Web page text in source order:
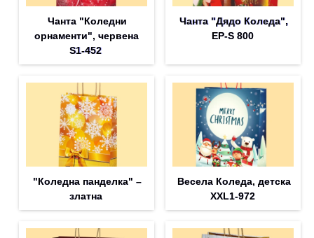
Чанта "Коледни
орнаменти", червена
S1-452
Чанта "Дядо Коледа",
EP-S 800
"Коледна панделка" –
златна
Весела Коледа, детска
XXL1-972